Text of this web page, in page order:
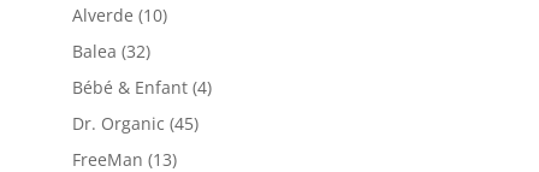
Alverde (10)
Balea (32)
Bébé & Enfant (4)
Dr. Organic (45)
FreeMan (13)